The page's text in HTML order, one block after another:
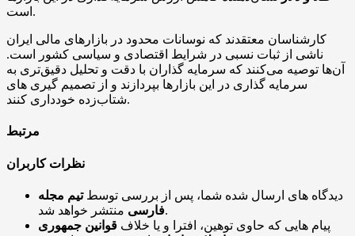
است.
کارشناسان معتقدند که نوسانات محدود در بازارهای مالی ایران
ناشی از ثبات نسبی در شرایط اقتصادی و سیاسی کشور است.
آن‌ها توصیه می‌کنند که سرمایه‌ گذاران با دقت و تحلیل دقیق‌تری به
سرمایه‌ گذاری در این بازارها بپردازند و از تصمیم‌ گیری‌ های
شتاب‌زده خودداری کنند.
مرتبط
نظرات کاربران
دیدگاه های ارسال شده شما، پس از بررسی توسطتیم مجله
فارسیمنتشر خواهد شد.
پیام هایی که حاوی توهین، افترا و یا خلاف قوانین جمهوری